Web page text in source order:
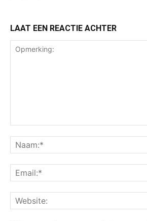
LAAT EEN REACTIE ACHTER